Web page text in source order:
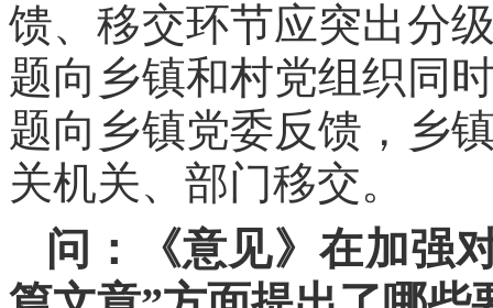
馈、移交环节应突出分
题向乡镇和村党组织同
题向乡镇党委反馈，乡
关机关、部门移交。
问：《意见》在加强